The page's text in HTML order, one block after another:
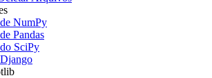
NumPy
Pandas
SciPy